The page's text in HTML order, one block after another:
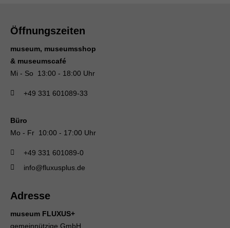
Öffnungszeiten
museum, museumsshop
& museumscafé
Mi - So 13:00 - 18:00 Uhr
+49 331 601089-33
Büro
Mo - Fr 10:00 - 17:00 Uhr
+49 331 601089-0
info@fluxusplus.de
Adresse
museum FLUXUS+
gemeinnützige GmbH